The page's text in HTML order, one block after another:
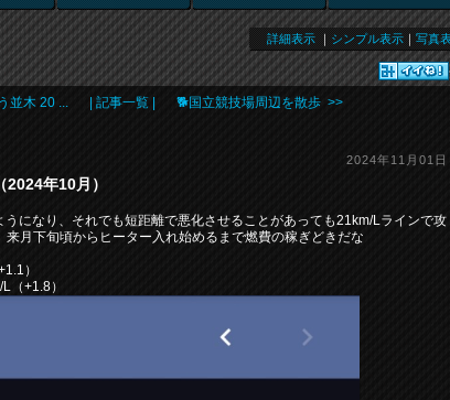
詳細表示 ｜ シンプル表示 ｜ 写真
並木 20 ... | 記事一覧 | 🐕️国立競技場周辺を散歩 >>
2024年11月01日
年10月）
になり、それでも短距離で悪化させることがあっても21km/Lラインで攻
月下旬頃からヒーター入れ始めるまで燃費の稼ぎどきだな
）
（+1.8）